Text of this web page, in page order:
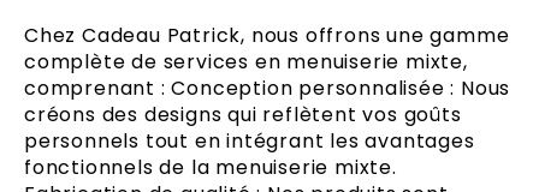
Chez Cadeau Patrick, nous offrons une gamme
complète de services en menuiserie mixte,
comprenant : Conception personnalisée : Nous
créons des designs qui reflètent vos goûts
personnels tout en intégrant les avantages
fonctionnels de la menuiserie mixte.